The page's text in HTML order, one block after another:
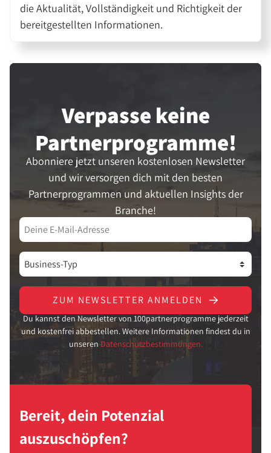
die Aktualität, Vollständigkeit und Richtigkeit der
bereitgestellten Informationen.
Verpasse keine
Partner­programme!
Abonniere jetzt unseren kostenlosen Newsletter
und wir versorgen dich mit den besten
Partnerprogrammen und aktuellen Insights der
Branche!
ZUM NEWSLETTER ANMELDEN
Du kannst den Newsletter von 100partnerprogramme jederzeit
und kostenfrei abbestellen. Weitere Informationen findest du in
unseren Datenschutzbestimmungen.
Bereit, dein Potenzial
auszuschöpfen?